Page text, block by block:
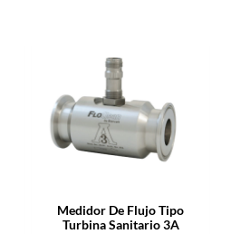
Medidor De Flujo Tipo
Turbina Sanitario 3A